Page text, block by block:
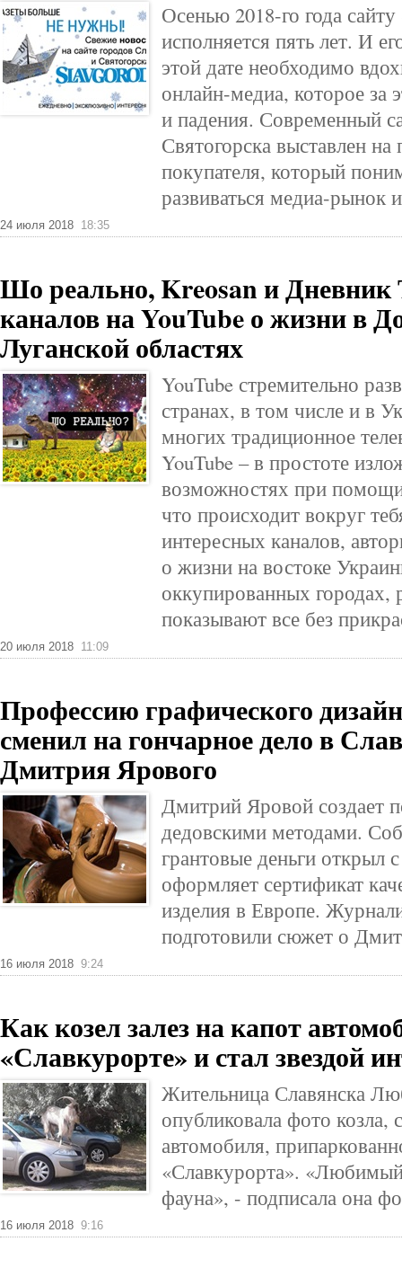
Осенью 2018-го года
исполняется пять лет. И
этой дате необходимо
онлайн-медиа, которое за
и падения. Современный
Святогорска выставлен
покупателя, который
развиваться медиа-рынок
24 июля 2018 18:35
Шо реально, Kreosan и Дневник
каналов на YouTube о жизни в
Луганской областях
YouTube стремительно
странах, в том числе и в
многих традиционное
YouTube – в простоте
возможностях при
что происходит вокруг
интересных каналов,
о жизни на востоке
оккупированных
показывают все без
20 июля 2018 11:09
Профессию графического
сменил на гончарное дело в
Дмитрия Ярового
Дмитрий Яровой создает
дедовскими методами.
грантовые деньги открыл
оформляет сертификат
изделия в Европе.
подготовили сюжет о
16 июля 2018 9:24
Как козел залез на капот
«Славкурорте» и стал звездой
Жительница Славянска
опубликовала фото козла,
автомобиля,
«Славкурорта».
фауна», - подписала она
16 июля 2018 9:16